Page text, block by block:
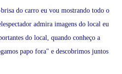
do carro eu vou mostrando todo o
admira imagens do local eu
do local, quando conheço a
papo fora" e descobrimos juntos